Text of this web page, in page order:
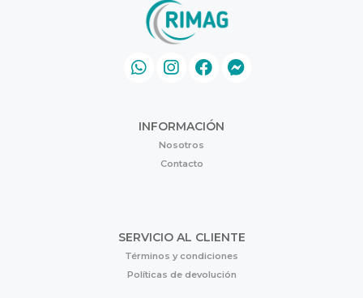
INFORMACIÓN
Nosotros
Contacto
SERVICIO AL CLIENTE
Términos y condiciones
Políticas de devolución